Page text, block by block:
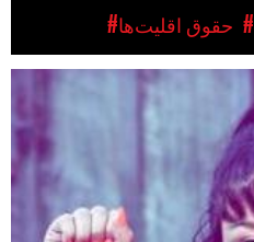
#حقوق اقلیت‌ها